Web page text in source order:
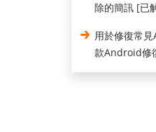
除的簡訊 [已
用於修復常
款Android修